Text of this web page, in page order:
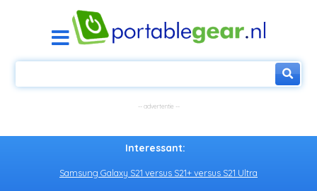
Interessant:
Samsung Galaxy S21 versus S21+ versus S21 Ultra